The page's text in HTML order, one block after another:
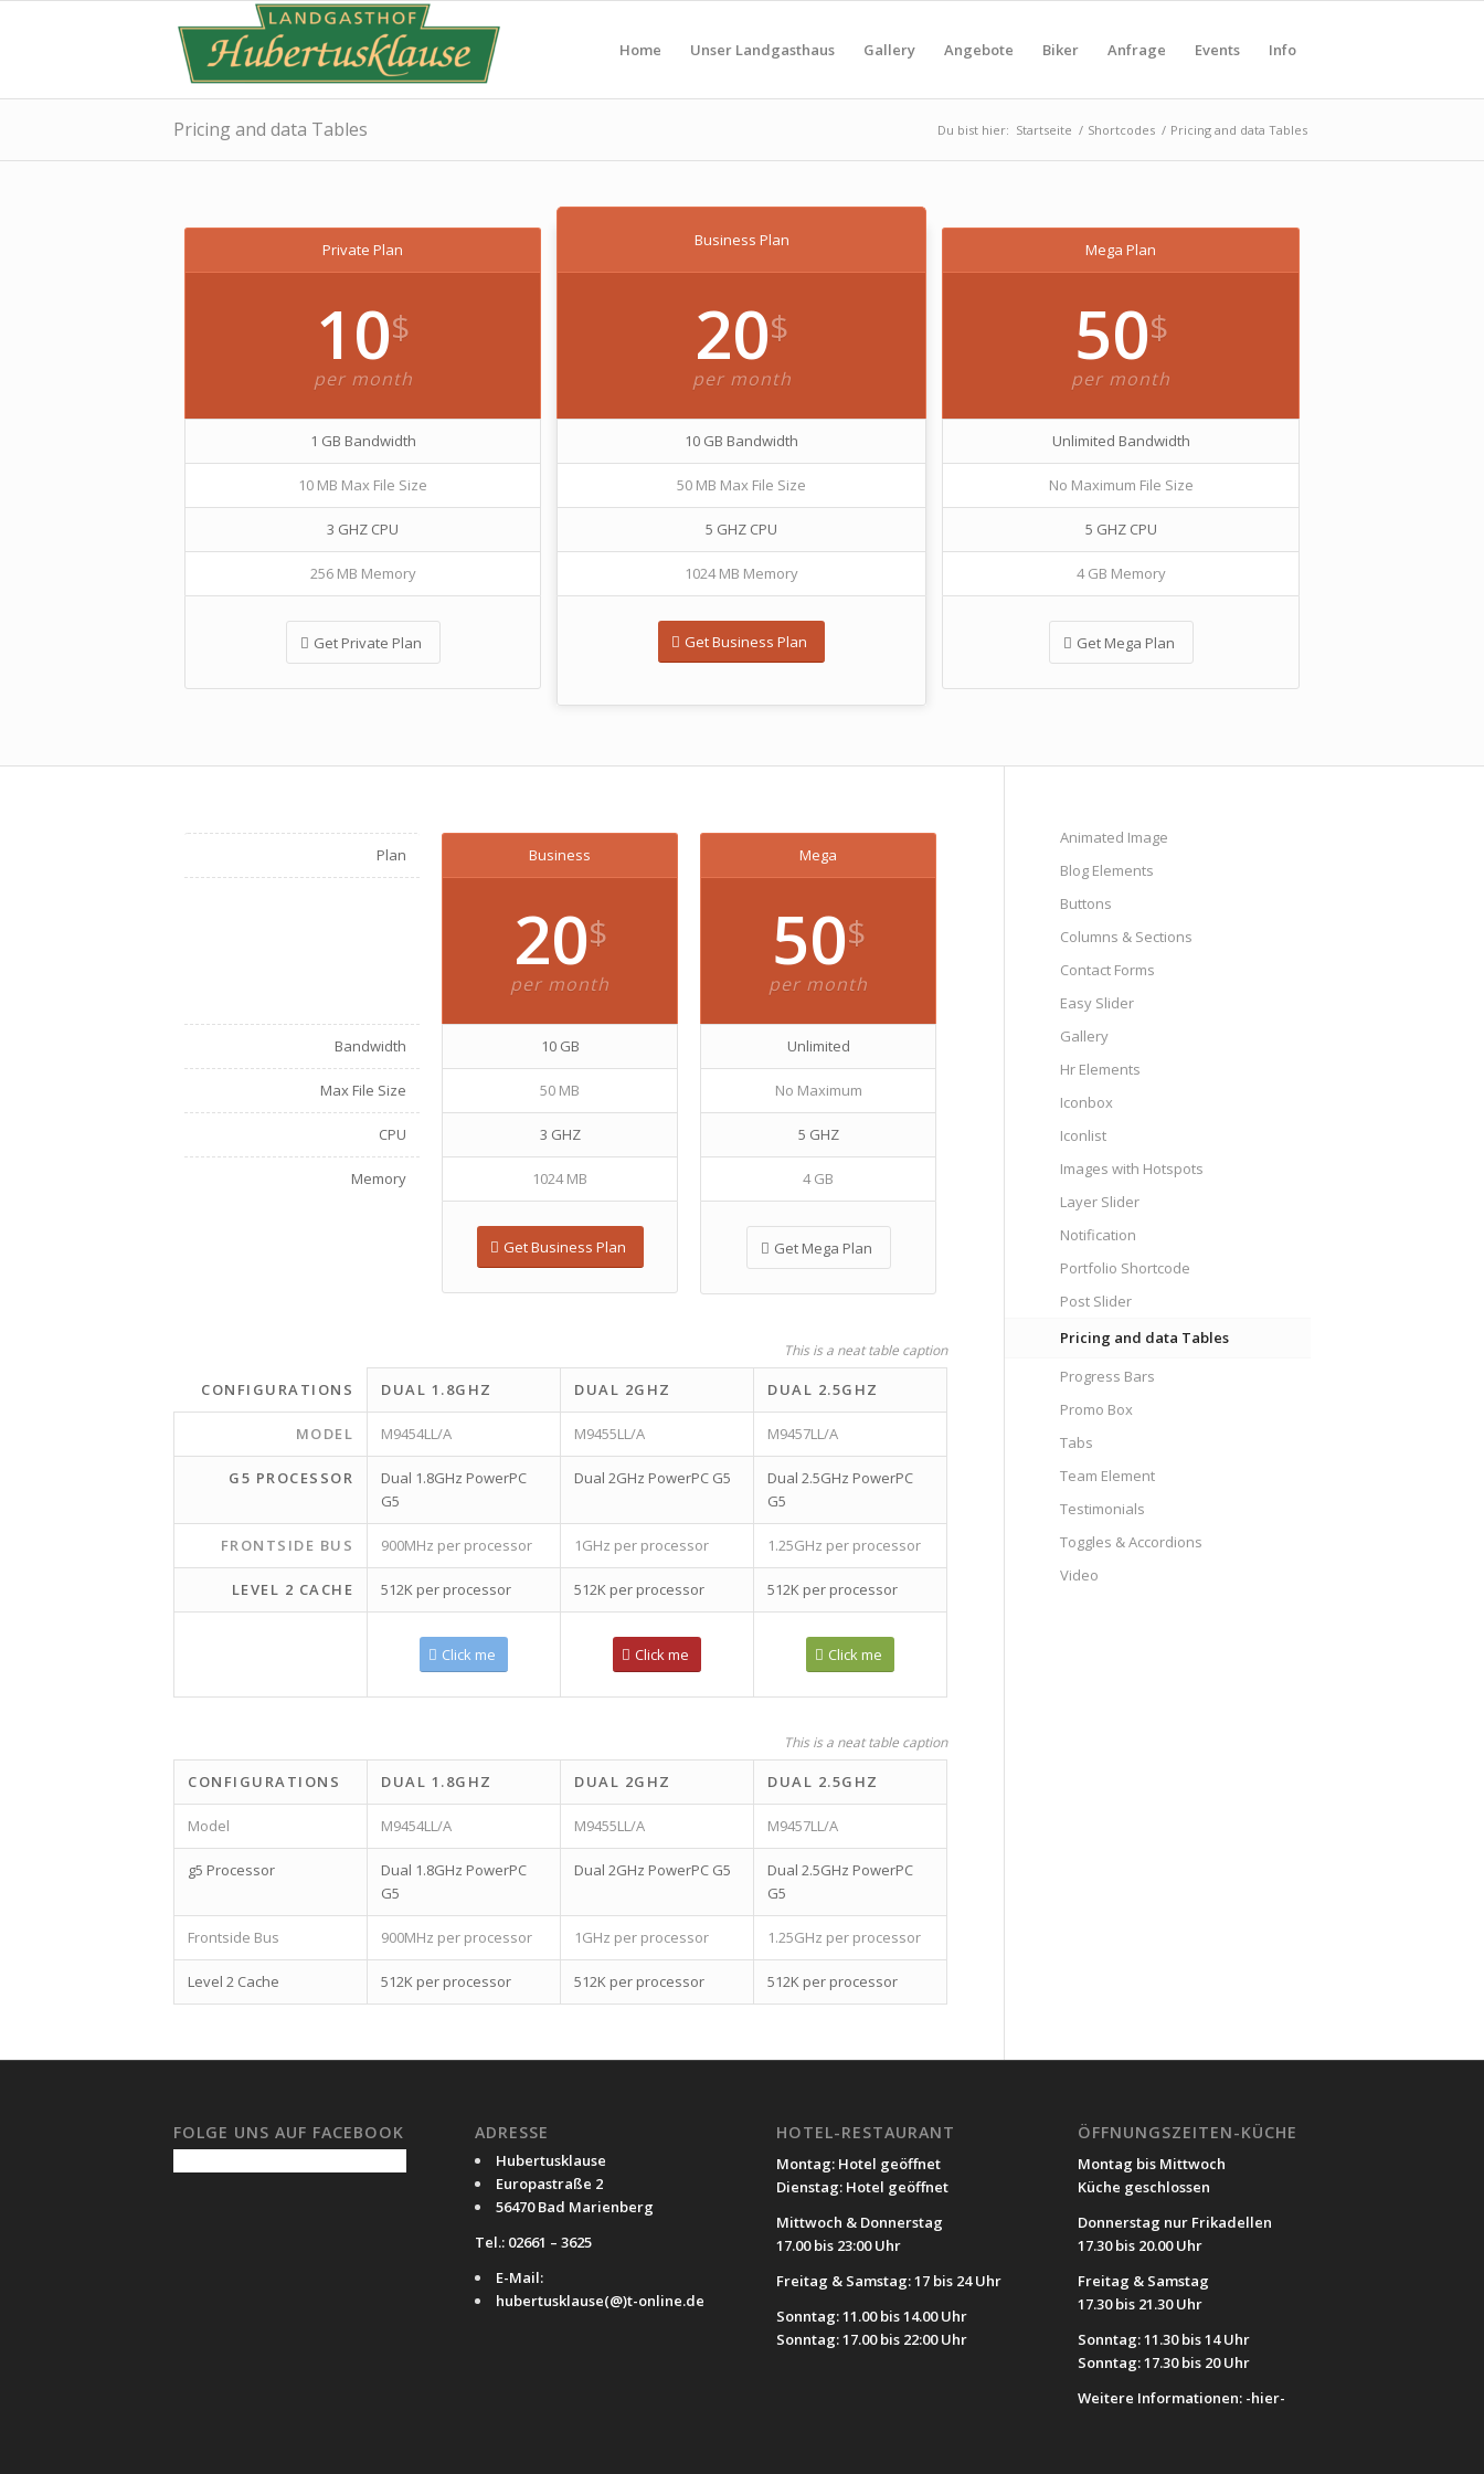
Home Unser Landgasthaus Gallery Angebote Biker Anfrage Events Info
Pricing and data Tables Du bist hier: Startseite / Shortcodes / Pricing and data Tables
Private Plan
10$
per month
1 GB Bandwidth
10 MB Max File Size
3 GHZ CPU
256 MB Memory
Get Private Plan
Business Plan
20$
per month
10 GB Bandwidth
50 MB Max File Size
5 GHZ CPU
1024 MB Memory
Get Business Plan
Mega Plan
50$
per month
Unlimited Bandwidth
No Maximum File Size
5 GHZ CPU
4 GB Memory
Get Mega Plan
Plan
Bandwidth
Max File Size
CPU
Memory
Business
20$
per month
10 GB
50 MB
3 GHZ
1024 MB
Get Business Plan
Mega
50$
per month
Unlimited
No Maximum
5 GHZ
4 GB
Get Mega Plan
This is a neat table caption
CONFIGURATIONS DUAL 1.8GHZ DUAL 2GHZ DUAL 2.5GHZ
MODEL M9454LL/A M9455LL/A M9457LL/A
G5 PROCESSOR
Dual 1.8GHz PowerPC
G5
Dual 2GHz PowerPC G5
Dual 2.5GHz PowerPC
G5
FRONTSIDE BUS 900MHz per processor 1GHz per processor 1.25GHz per processor
LEVEL 2 CACHE 512K per processor 512K per processor 512K per processor
Click me Click me Click me
This is a neat table caption
CONFIGURATIONS DUAL 1.8GHZ DUAL 2GHZ DUAL 2.5GHZ
Model M9454LL/A M9455LL/A M9457LL/A
g5 Processor
Dual 1.8GHz PowerPC
G5
Dual 2GHz PowerPC G5
Dual 2.5GHz PowerPC
G5
Frontside Bus 900MHz per processor 1GHz per processor 1.25GHz per processor
Level 2 Cache 512K per processor 512K per processor 512K per processor
Animated Image
Blog Elements
Buttons
Columns & Sections
Contact Forms
Easy Slider
Gallery
Hr Elements
Iconbox
Iconlist
Images with Hotspots
Layer Slider
Notification
Portfolio Shortcode
Post Slider
Pricing and data Tables
Progress Bars
Promo Box
Tabs
Team Element
Testimonials
Toggles & Accordions
Video
FOLGE UNS AUF FACEBOOK ADRESSE
Hubertusklause
Europastraße 2
56470 Bad Marienberg
Tel.: 02661 – 3625
E-Mail:
hubertusklause(@)t-online.de
HOTEL-RESTAURANT
Montag: Hotel geöffnet
Dienstag: Hotel geöffnet
Mittwoch & Donnerstag
17.00 bis 23:00 Uhr
Freitag & Samstag: 17 bis 24 Uhr
Sonntag: 11.00 bis 14.00 Uhr
Sonntag: 17.00 bis 22:00 Uhr
ÖFFNUNGSZEITEN-KÜCHE
Montag bis Mittwoch
Küche geschlossen
Donnerstag nur Frikadellen
17.30 bis 20.00 Uhr
Freitag & Samstag
17.30 bis 21.30 Uhr
Sonntag: 11.30 bis 14 Uhr
Sonntag: 17.30 bis 20 Uhr
Weitere Informationen: -hier-